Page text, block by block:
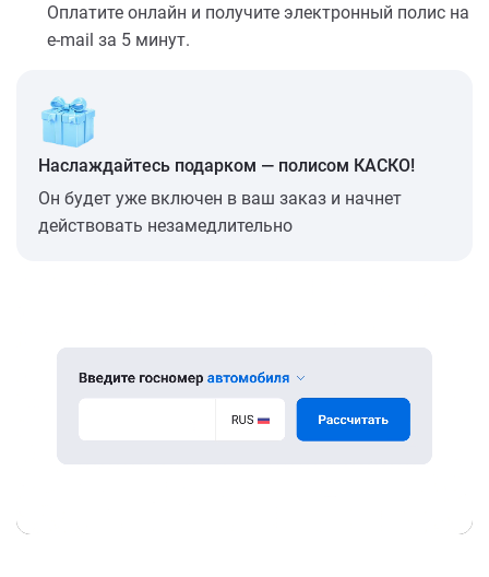
Оплатите онлайн и получите электронный полис на
e-mail за 5 минут.
Наслаждайтесь подарком — полисом КАСКО!
Он будет уже включен в ваш заказ и начнет
действовать незамедлительно